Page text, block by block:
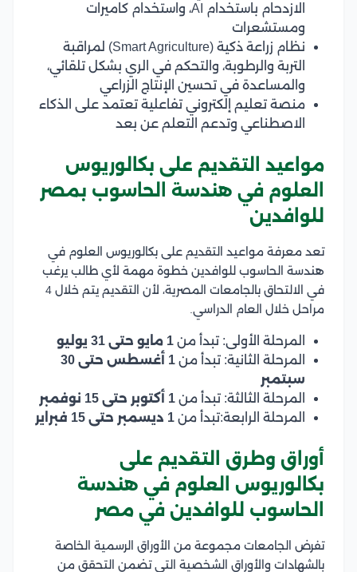
الازدحام باستخدام AI، واستخدام كاميرات
ومستشعرات
نظام زراعة ذكية (Smart Agriculture) لمراقبة
التربة والرطوبة، والتحكم في الري بشكل تلقائي،
والمساعدة في تحسين الإنتاج الزراعي
منصة تعليم إلكتروني تفاعلية تعتمد على الذكاء
الاصطناعي وتدعم التعلم عن بعد
مواعيد التقديم على بكالوريوس
العلوم في هندسة الحاسوب بمصر
للوافدين
تعد معرفة مواعيد التقديم على بكالوريوس العلوم في
هندسة الحاسوب للوافدين خطوة مهمة لأي طالب يرغب
في الالتحاق بالجامعات المصرية، لأن التقديم يتم خلال 4
مراحل خلال العام الدراسي.
المرحلة الأولى: تبدأ من 1 مايو حتى 31 يوليو
المرحلة الثانية: تبدأ من
1 أغسطس حتى 30
سبتمبر
المرحلة الثالثة: تبدأ من
المرحلة الرابعة:تبدأ من 1 ديسمبر حتى 15 فبراير
أوراق وطرق التقديم على
بكالوريوس العلوم في هندسة
الحاسوب للوافدين في مصر
تفرض الجامعات مجموعة من الأوراق الرسمية الخاصة
بالشهادات والأوراق الشخصية التي تضمن التحقق من